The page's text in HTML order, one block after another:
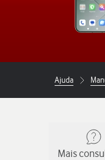
Ajuda
Mais